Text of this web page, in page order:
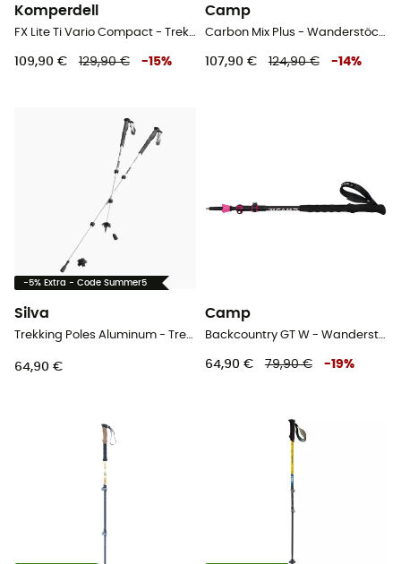
Komperdell
FX Lite Ti Vario Compact - Trekkingstöcke
109,90 € 129,90 € -15%
Camp
Carbon Mix Plus - Wanderstöcke
107,90 € 124,90 € -14%
-5% Extra - Code Summer5
Silva
Trekking Poles Aluminum - Trekkingstöcke
64,90 €
Camp
Backcountry GT W - Wanderstöcke
64,90 € 79,90 € -19%